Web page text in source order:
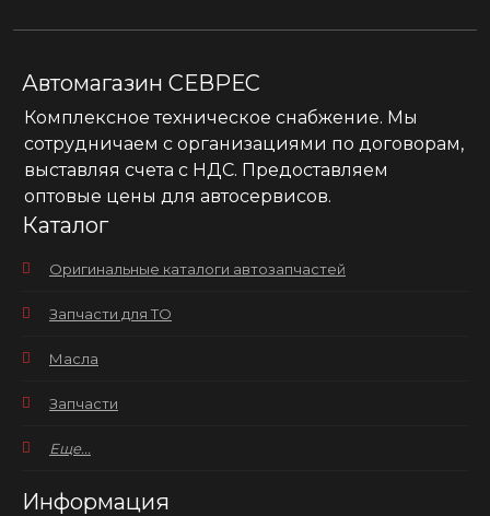
Автомагазин СЕВРЕС
Комплексное техническое снабжение. Мы
сотрудничаем с организациями по договорам,
выставляя счета с НДС. Предоставляем
оптовые цены для автосервисов.
Каталог
Оригинальные каталоги автозапчастей
Запчасти для ТО
Масла
Запчасти
Еще...
Информация